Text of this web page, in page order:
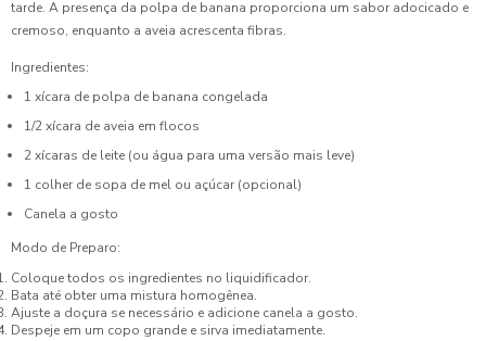
tarde. A presença da polpa de banana proporciona um sabor adocicado e
cremoso, enquanto a aveia acrescenta fibras.
Ingredientes:
1 xícara de polpa de banana congelada
1/2 xícara de aveia em flocos
2 xícaras de leite (ou água para uma versão mais leve)
1 colher de sopa de mel ou açúcar (opcional)
Canela a gosto
Modo de Preparo:
Coloque todos os ingredientes no liquidificador.
Bata até obter uma mistura homogênea.
Ajuste a doçura se necessário e adicione canela a gosto.
Despeje em um copo grande e sirva imediatamente.